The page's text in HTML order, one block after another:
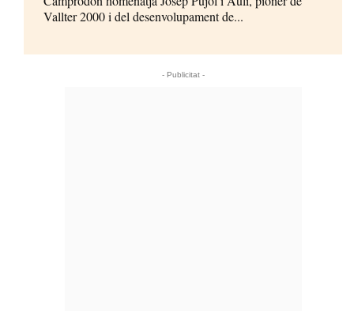
Vallter 2000 i del desenvolupament de...
- Publicitat -